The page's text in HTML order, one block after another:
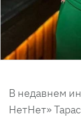
В недавнем
НетНет»